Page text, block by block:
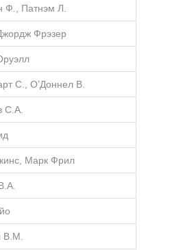
Ф., Патнэм Л.
Фрэзер
С., О’Доннел В.
С.А.
Марк Фрил
В.М.